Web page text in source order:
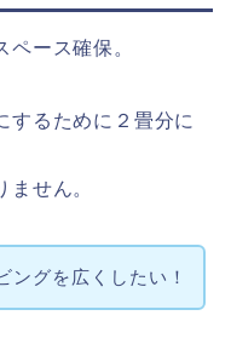
ース確保。
するために２畳分に
せん。
ングを広くしたい！